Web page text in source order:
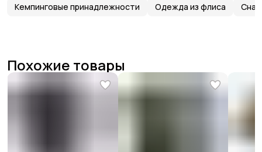
Кемпинговые принадлежности Одежда из флиса
Похожие товары